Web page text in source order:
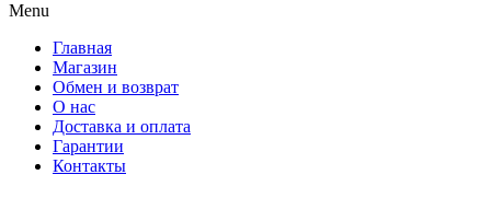
Menu
Главная
Магазин
Обмен и возврат
О нас
Доставка и оплата
Гарантии
Контакты